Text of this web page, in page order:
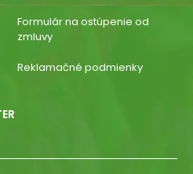
Formulár na ostúpenie od
zmluvy
Reklamačné podmienky